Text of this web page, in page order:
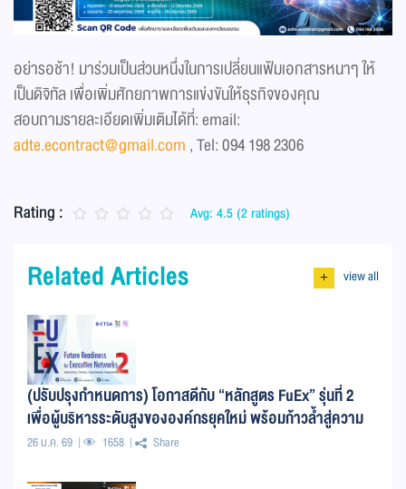
อย่ารอช้า! มาร่วมเป็นส่วนหนึ่งในการเปลี่ยนแฟ้มเอกสารหนาๆ ให้
เป็นดิจิทัล เพื่อเพิ่มศักยภาพการแข่งขันให้ธุรกิจของคุณ
สอบถามรายละเอียดเพิ่มเติมได้ที่: email:
adte.econtract@gmail.com , Tel: 094 198 2306
Rating : Avg: 4.5 (2 ratings)
Related Articles + view all
(ปรับปรุงกำหนดการ) โอกาสดีกับ “หลักสูตร FuEx” รุ่นที่ 2
เพื่อผู้บริหารระดับสูงขององค์กรยุคใหม่ พร้อมก้าวล้ำสู่ความ
พร้อมทางอนาคตด้านดิจิทัล โดย RCC
26 ม.ค. 69 1658 Share